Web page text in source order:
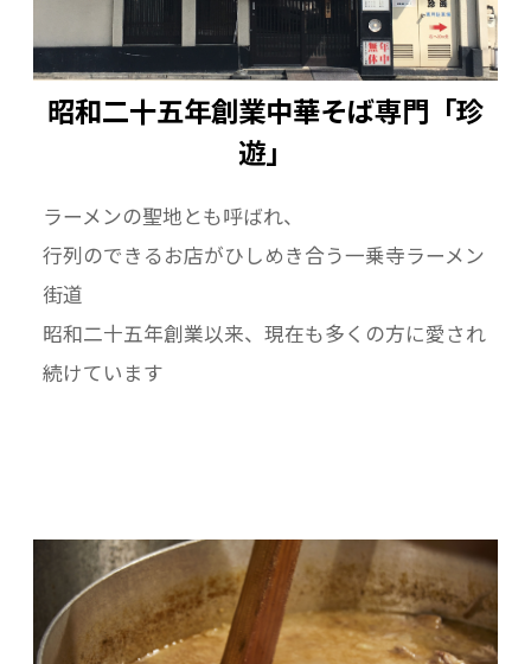
昭和二十五年創業中華そば専門「珍
遊」
ラーメンの聖地とも呼ばれ、
行列のできるお店がひしめき合う一乗寺ラーメン
街道
昭和二十五年創業以来、現在も多くの方に愛され
続けています